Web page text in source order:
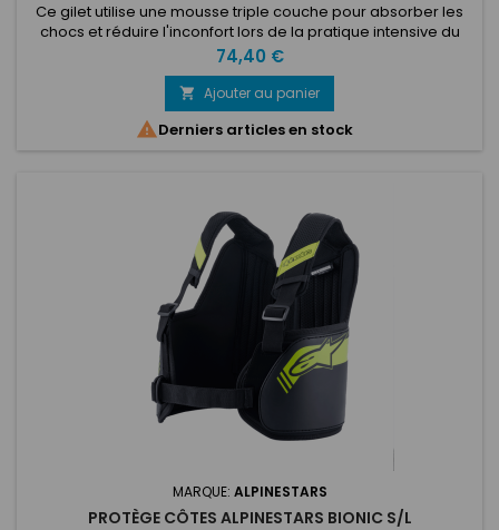
Ce gilet utilise une mousse triple couche pour absorber les
chocs et réduire l'inconfort lors de la pratique intensive du
karting. Conçu pour un ajustement sûr et une manipulation
facile. Renforce la sécurité et la confiance dans les
environnements de karting à fort impact. Micro-perforations
laser situées à des endroits stratégiques pour une
meilleure...
Prix
74,40 €
 Ajouter au panier
Derniers articles en stock
MARQUE: ALPINESTARS
PROTÈGE CÔTES ALPINESTARS BIONIC S/L